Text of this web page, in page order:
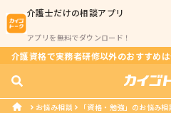
介護士だけの相談アプリ
アプリを無料でダウンロード！
介護資格で実務者研修以外のおすすめは
お悩み相談 「資格・勉強」のお悩み相